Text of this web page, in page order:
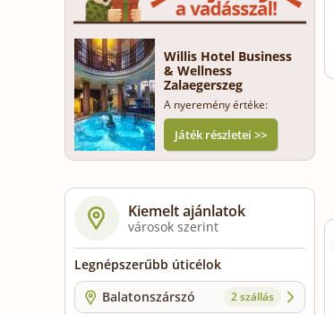
Willis Hotel Business
& Wellness
Zalaegerszeg
A nyeremény értéke:
Játék részletei >>
Kiemelt ajánlatok
városok szerint
Legnépszerűbb úticélok
Balatonszárszó
2 szállás